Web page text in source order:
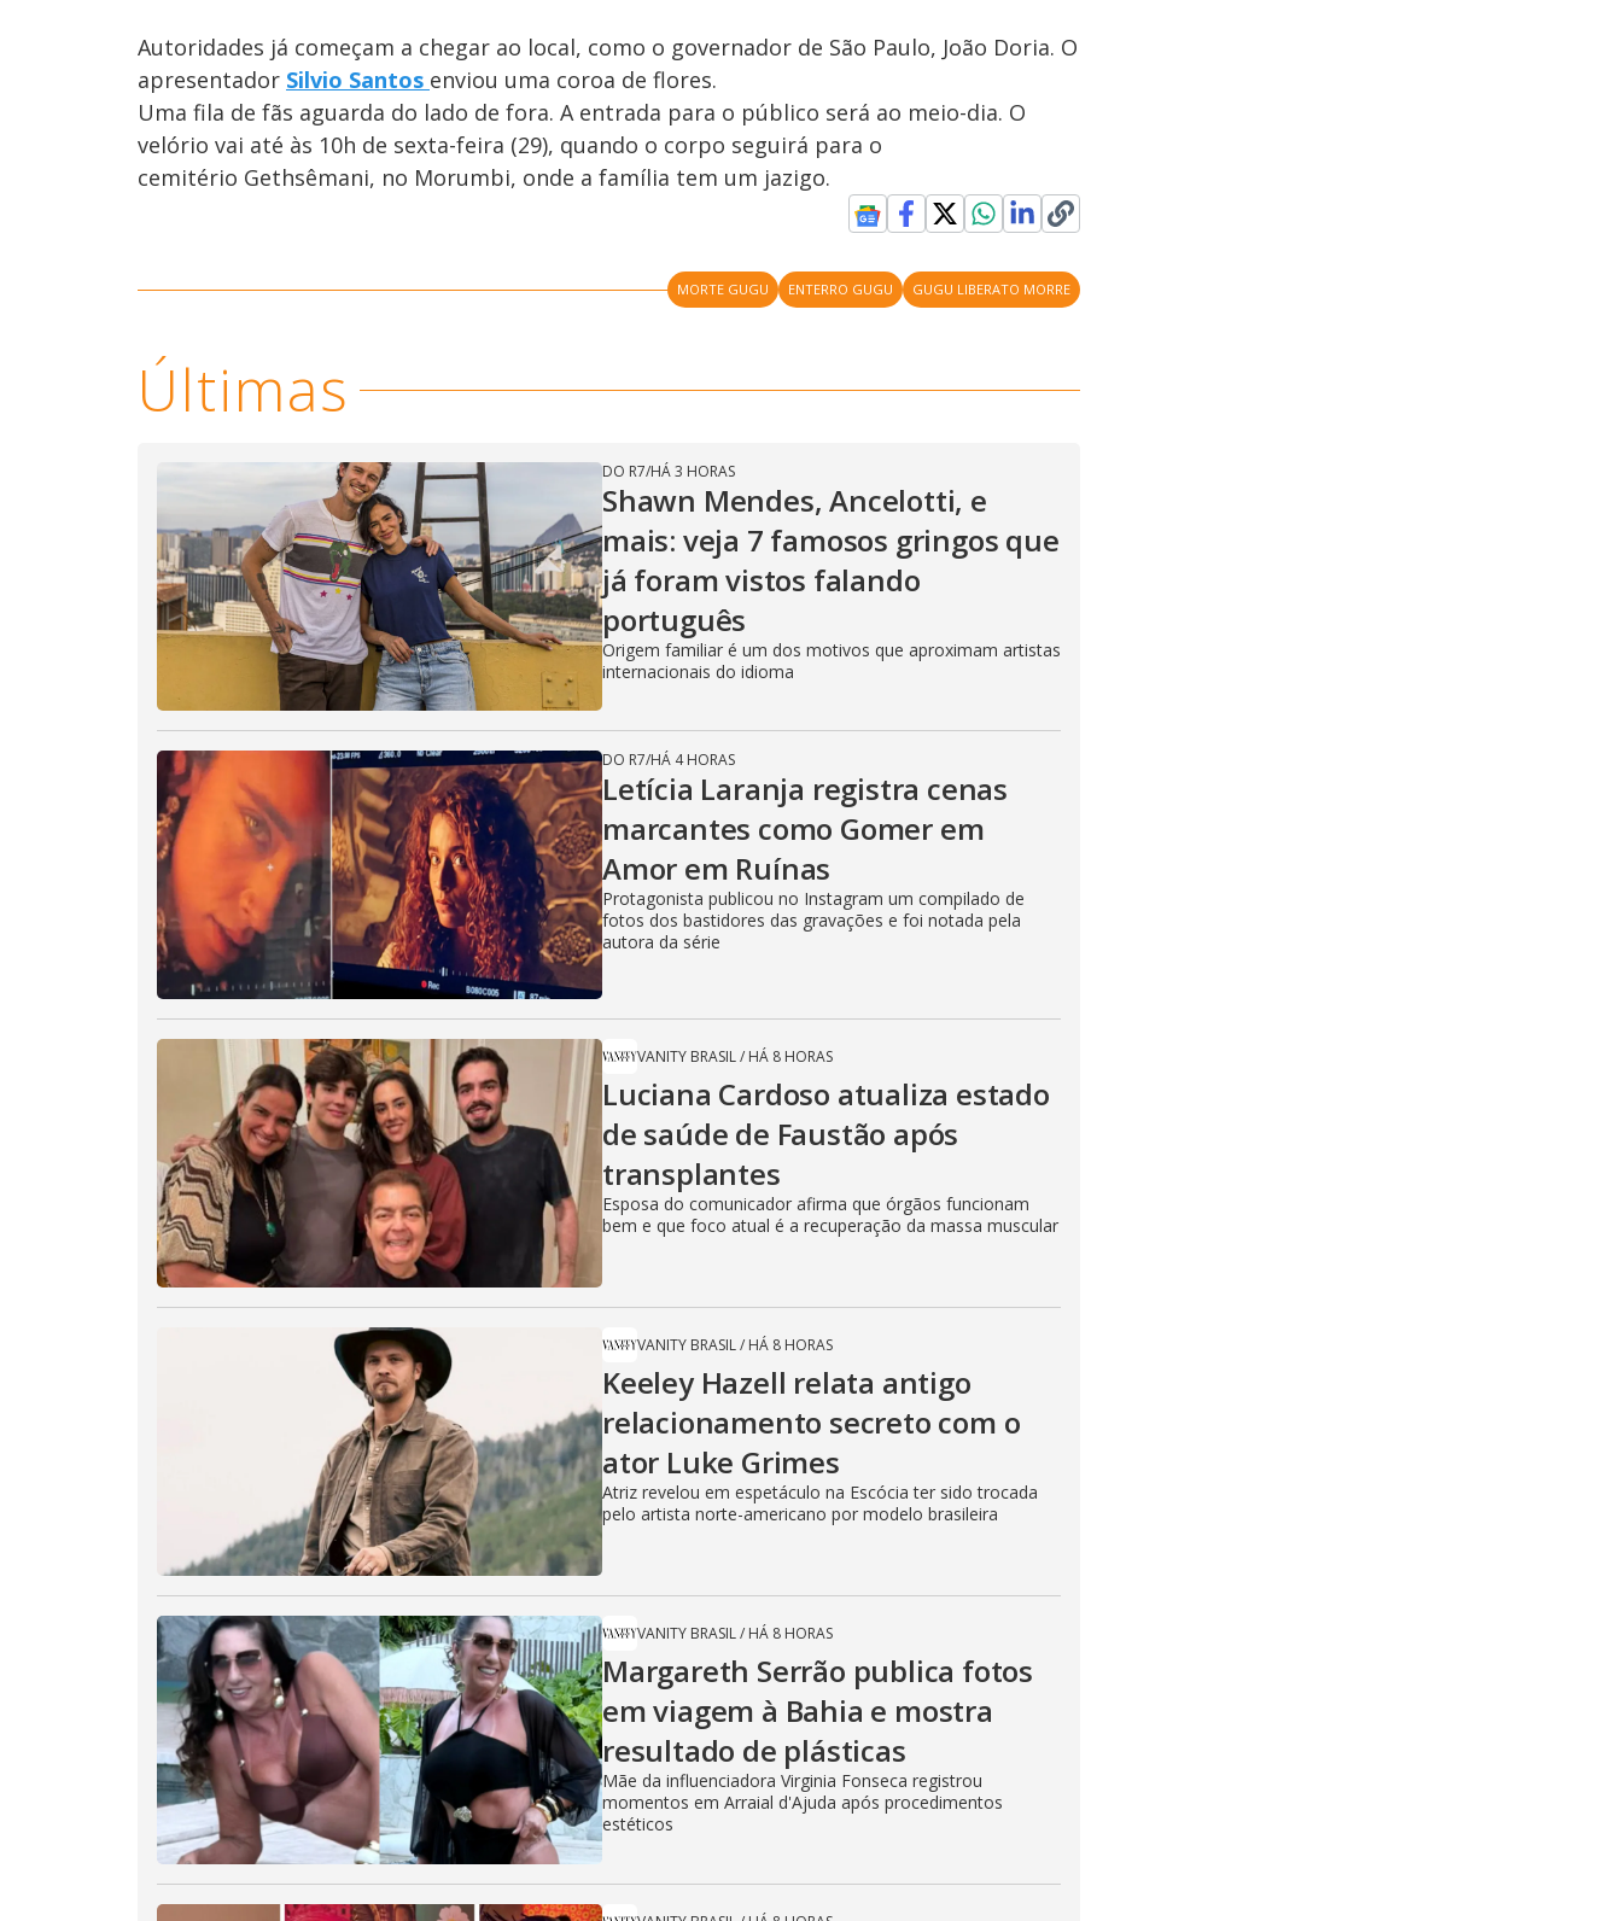
Autoridades já começam a chegar ao local, como o governador de São Paulo, João Doria. O
apresentador Silvio Santos enviou uma coroa de flores.
Uma fila de fãs aguarda do lado de fora. A entrada para o público será ao meio-dia. O
velório vai até às 10h de sexta-feira (29), quando o corpo seguirá para o
cemitério Gethsêmani, no Morumbi, onde a família tem um jazigo.
MORTE GUGU ENTERRO GUGU GUGU LIBERATO MORRE
Últimas
DO R7/HÁ 3 HORAS
Shawn Mendes, Ancelotti, e
mais: veja 7 famosos gringos que
já foram vistos falando
português
Origem familiar é um dos motivos que aproximam artistas
internacionais do idioma
DO R7/HÁ 4 HORAS
Letícia Laranja registra cenas
marcantes como Gomer em
Amor em Ruínas
Protagonista publicou no Instagram um compilado de
fotos dos bastidores das gravações e foi notada pela
autora da série
VANITY BRASIL/ HÁ 8 HORAS
Luciana Cardoso atualiza estado
de saúde de Faustão após
transplantes
Esposa do comunicador afirma que órgãos funcionam
bem e que foco atual é a recuperação da massa muscular
VANITY BRASIL/ HÁ 8 HORAS
Keeley Hazell relata antigo
relacionamento secreto com o
ator Luke Grimes
Atriz revelou em espetáculo na Escócia ter sido trocada
pelo artista norte-americano por modelo brasileira
VANITY BRASIL/ HÁ 8 HORAS
Margareth Serrão publica fotos
em viagem à Bahia e mostra
resultado de plásticas
Mãe da influenciadora Virginia Fonseca registrou
momentos em Arraial d'Ajuda após procedimentos
estéticos